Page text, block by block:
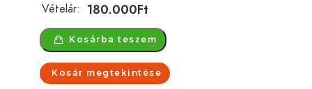
Vételár: 180.000Ft
Kosárba teszem
Kosár megtekintése